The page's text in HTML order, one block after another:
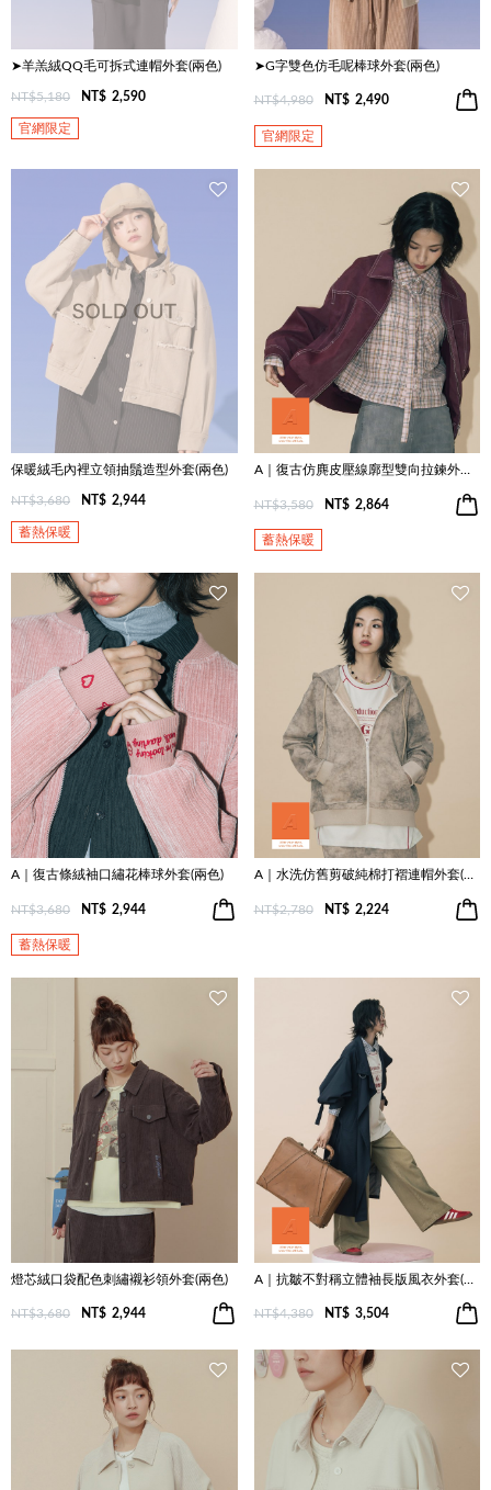
➤羊羔絨QQ毛可拆式連帽外套(兩色)
NT$5,180 NT$ 2,590
官網限定
➤G字雙色仿毛呢棒球外套(兩色)
NT$4,980 NT$ 2,490
官網限定
保暖絨毛內裡立領抽鬚造型外套(兩色)
NT$3,680 NT$ 2,944
蓄熱保暖
A｜復古仿麂皮壓線廓型雙向拉鍊外套(兩色)
NT$3,580 NT$ 2,864
蓄熱保暖
A｜復古條絨袖口繡花棒球外套(兩色)
NT$3,680 NT$ 2,944
蓄熱保暖
A｜水洗仿舊剪破純棉打褶連帽外套(兩色)
NT$2,780 NT$ 2,224
燈芯絨口袋配色刺繡襯衫領外套(兩色)
NT$3,680 NT$ 2,944
A｜抗皺不對稱立體袖長版風衣外套(兩色)
NT$4,380 NT$ 3,504